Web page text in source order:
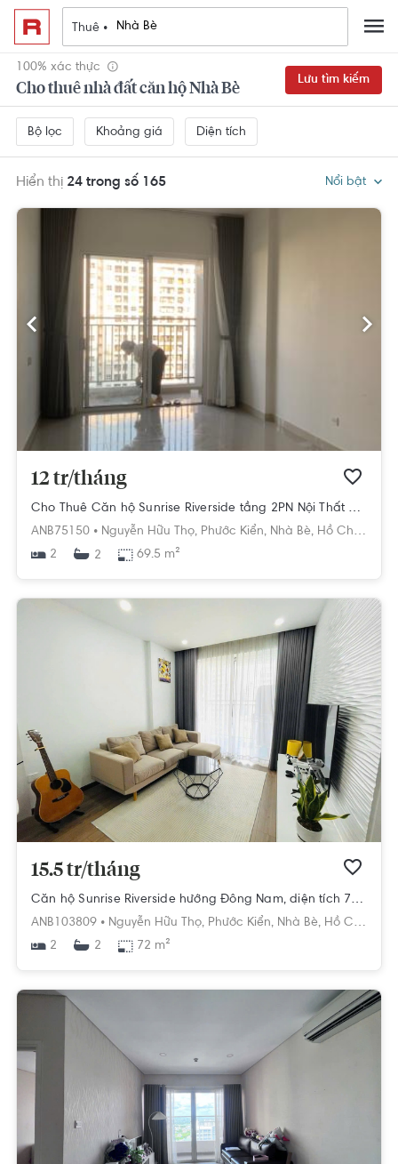
Thuê •
100% xác thực
Cho thuê nhà đất căn hộ Nhà Bè
Lưu tìm kiếm
Bộ lọc Khoảng giá Diện tích
Hiển thị 24 trong số 165 Nổi bật
12 tr/tháng
Cho Thuê Căn hộ Sunrise Riverside tầng 2PN Nội Thất Cơ Bản
ANB75150 • Nguyễn Hữu Thọ, Phước Kiển, Nhà Bè, Hồ Chí Minh
2
2 69.5 m²
15.5 tr/tháng
Căn hộ Sunrise Riverside hướng Đông Nam, diện tích 72 m²
ANB103809 • Nguyễn Hữu Thọ, Phước Kiển, Nhà Bè, Hồ Chí Minh
2
2 72 m²